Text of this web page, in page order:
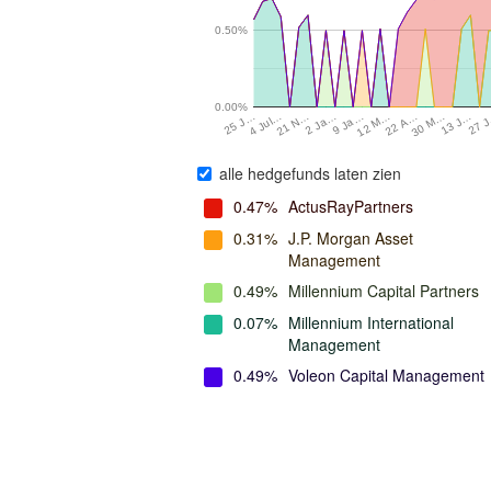
25 J…4 Jul…21 N…2 Ja…9 Ja…12 M…22 A…30 M…13 J…27
0.00%
0.50%
alle hedgefunds laten zien
0.47% ActusRayPartners
0.31% J.P. Morgan Asset
Management
0.49% Millennium Capital Partners
0.07% Millennium International
Management
0.49% Voleon Capital Management